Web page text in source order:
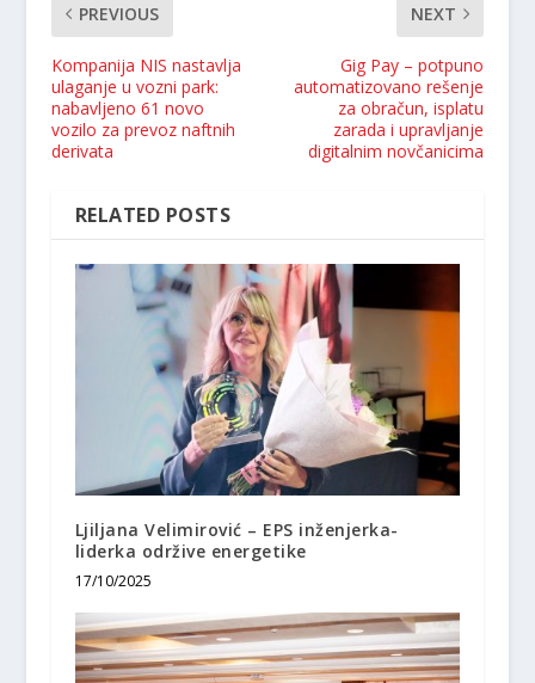
PREVIOUS
Kompanija NIS nastavlja
ulaganje u vozni park:
nabavlјeno 61 novo
vozilo za prevoz naftnih
derivata
NEXT
Gig Pay – potpuno
automatizovano rešenje
za obračun, isplatu
zarada i upravljanje
digitalnim novčanicima
RELATED POSTS
Ljiljana Velimirović – EPS inženjerka-
liderka održive energetike
17/10/2025